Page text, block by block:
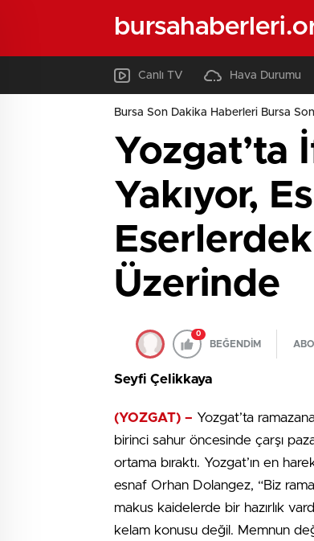
Canlı TV Hava Durumu
Bursa Son Dakika Haberleri Bursa
Yozgat’ta
Yakıyor,
Üzerinde
0
BEĞENDİM
Seyfi Çelikkaya
(YOZGAT) – Yozgat’ta
birinci sahur öncesinde çarşı
ortama bıraktı. Yozgat’ın en
esnaf Orhan Dolangez, “Biz
makus kaidelerde bir hazırlık
kelam konusu değil. Memnun